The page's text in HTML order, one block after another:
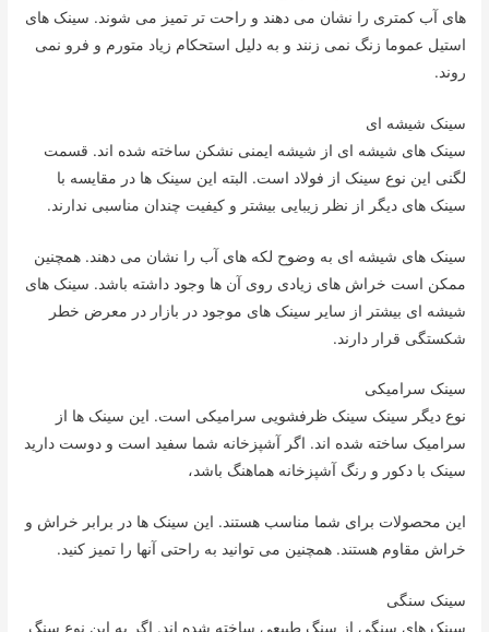
های آب کمتری را نشان می دهند و راحت تر تمیز می شوند. سینک های
استیل عموما زنگ نمی زنند و به دلیل استحکام زیاد متورم و فرو نمی
روند.
سینک شیشه ای
سینک های شیشه ای از شیشه ایمنی نشکن ساخته شده اند. قسمت
لگنی این نوع سینک از فولاد است. البته این سینک ها در مقایسه با
سینک های دیگر از نظر زیبایی بیشتر و کیفیت چندان مناسبی ندارند.
سینک های شیشه ای به وضوح لکه های آب را نشان می دهند. همچنین
ممکن است خراش های زیادی روی آن ها وجود داشته باشد. سینک های
شیشه ای بیشتر از سایر سینک های موجود در بازار در معرض خطر
شکستگی قرار دارند.
سینک سرامیکی
نوع دیگر سینک سینک ظرفشویی سرامیکی است. این سینک ها از
سرامیک ساخته شده اند. اگر آشپزخانه شما سفید است و دوست دارید
سینک با دکور و رنگ آشپزخانه هماهنگ باشد،
این محصولات برای شما مناسب هستند. این سینک ها در برابر خراش و
خراش مقاوم هستند. همچنین می توانید به راحتی آنها را تمیز کنید.
سینک سنگی
سینک های سنگی از سنگ طبیعی ساخته شده اند. اگر به این نوع سنگ